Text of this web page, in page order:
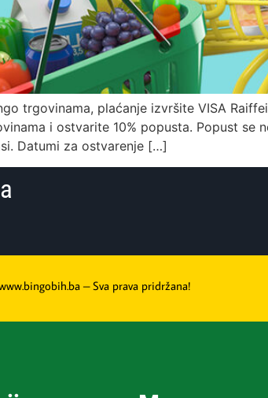
trgovinama, plaćanje izvršite VISA
i ostvarite 10% popusta. Popust se
Datumi za ostvarenje […]
– Sva prava pridržana!